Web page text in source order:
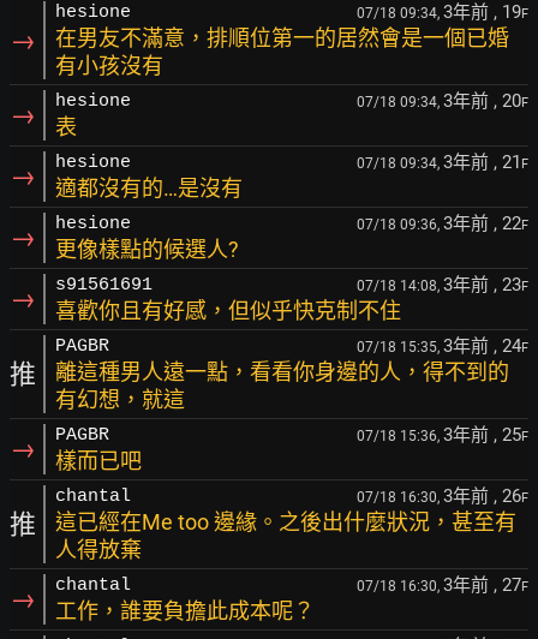
→
hesione 07/18 09:34, 3年前 , 19F
在男友不滿意，排順位第一的居然會是一個已婚
有小孩沒有
→ hesione 07/18 09:34, 3年前 , 20F
表
→ hesione 07/18 09:34, 3年前 , 21 F
適都沒有的…是沒有
→ hesione 07/18 09:36, 3年前 , 22F
更像樣點的候選人?
→ s91561691 07/18 14:08, 3年前 , 23F
喜歡你且有好感，但似乎快克制不住
推
PAGBR 07/18 15:35, 3年前 , 24F
離這種男人遠一點，看看你身邊的人，得不到的
有幻想，就這
→ PAGBR 07/18 15:36, 3年前 , 25F
樣而已吧
推
chantal 07/18 16:30, 3年前 , 26F
這已經在Me too 邊緣。之後出什麼狀況，甚至有
人得放棄
→ chantal 07/18 16:30, 3年前 , 27F
工作，誰要負擔此成本呢？